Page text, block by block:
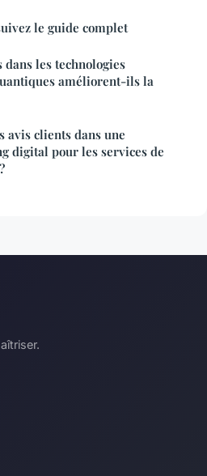
le guide complet
les technologies
améliorent-ils la
avis clients dans une
digital pour les services de